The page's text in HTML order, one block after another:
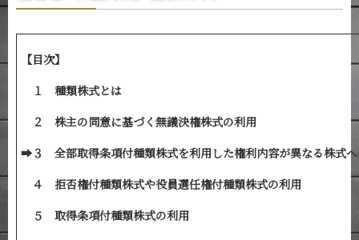
【目次】
１ 種類株式とは
２ 株主の同意に基づく無議決権株式の利用
➡３ 全部取得条項付種類株式を利用した権利内容が異なる株式
４ 拒否権付種類株式や役員選任権付種類株式の利用
５ 取得条項付種類株式の利用